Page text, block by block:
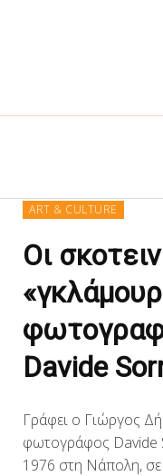
ART & CULTURE
Οι
Davide
Γράφει ο Γιώργος
φωτογράφος Davide
1976 στη Νάπολη, σε